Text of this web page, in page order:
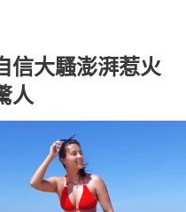
信大騷澎湃惹火
人